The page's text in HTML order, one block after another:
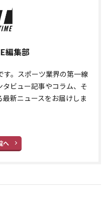
編集部
す。スポーツ業界の第一線
ビュー記事やコラム、そ
新ニュースをお届けしま
へ